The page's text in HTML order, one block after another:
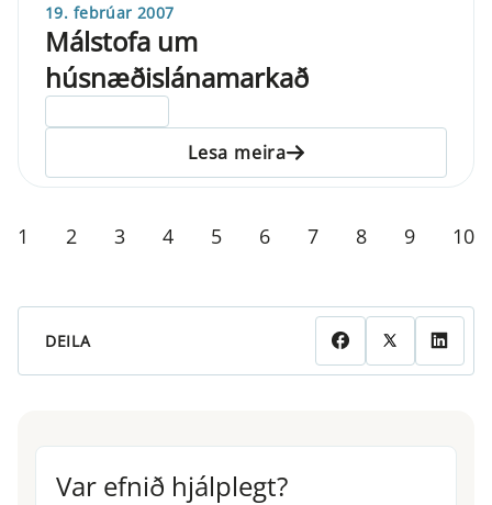
19. febrúar 2007
Málstofa um
húsnæðislánamarkað
Lesa meira
1 2 3 4 5 6 7 8 9 10
DEILA
Var efnið hjálplegt?
Var efnið hjálplegt?